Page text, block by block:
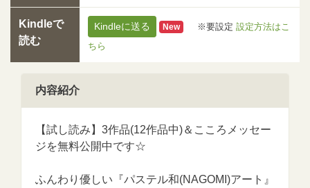
Kindleで
読む
Kindleに送る New ※要設定 設定方法はこ
ちら
内容紹介
【試し読み】3作品(12作品中)＆こころメッセー
ジを無料公開中です☆
ふんわり優しい『パステル和(NAGOMI)アート』